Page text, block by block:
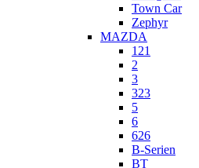
Town Car
Zephyr
MAZDA
121
2
3
323
5
6
626
B-Serien
BT